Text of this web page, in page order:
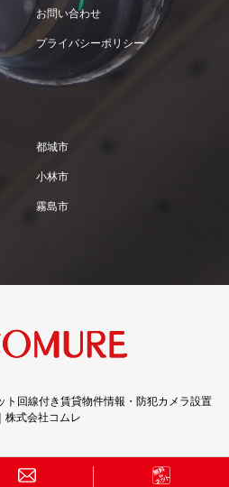
お問い合わせ
プライバシーポリシー
都城市
小林市
霧島市
ト回線付き賃貸物件情報・防犯カメラ設置
株式会社コムレ